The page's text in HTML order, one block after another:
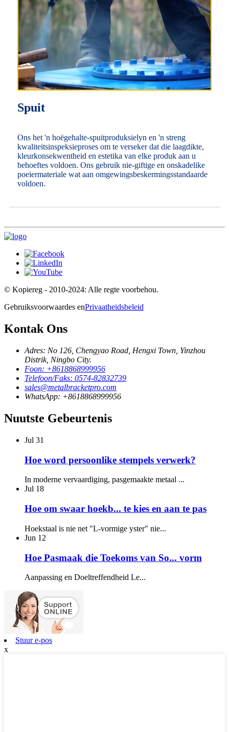
Spuit
Ons het 'n hoëgehalte-spuitproduksielyn en 'n streng
kwaliteitsinspeksieproses om te verseker dat die laagdikte,
kleurkonsekwentheid en estetika van elke produk aan u
behoeftes voldoen. Ons gebruik nie-giftige en onskadelike
poeiermateriale wat aan omgewingsbeskermingsstandaarde
voldoen.
© Kopiereg - 2010-2024: Alle regte voorbehou.
Gebruiksvoorwaardes enPrivaatheidsbeleid
Kontak Ons
Adres: No 126, Chengyao Road, Hengxi Town, Yinzhou
Distrik, Ningbo City.
Foon: +8618868999956
Telefoon/Faks: 0574-82832739
sales@metalbracketpro.com
WhatsApp: +8618868999956
Nuutste Gebeurtenis
Jul 31
Hoe word persoonlike stempels verwerk?
In moderne vervaardiging, pasgemaakte metaal ...
Jul 18
Hoe om swaar hoekb... te kies en aan te pas
Hoekstaal is nie net "L-vormige yster" nie...
Jun 12
Hoe Pasmaak die Toekoms van So... vorm
Aanpassing en Doeltreffendheid Le...
Stuur e-pos
x